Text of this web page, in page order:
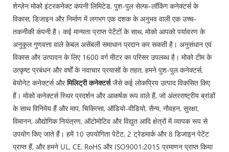
शेन्ज़ेन मोको इंटरकनेक्ट कंपनी लिमिटेड, पुश-पुल सेल्फ-लॉकिंग कनेक्टर्स के
विकास, डिजाइन और निर्माण में लगभग एक दशक के अनुभव वाली एक उच्च-
तकनीकी कंपनी है। कई मान्यता प्राप्त पेटेंटों के साथ, मोको आपको पर्यावरण के
अनुकूल गुणवत्ता वाले केबल असेंबली समाधान प्रदान कर सकती है। अनुसंधान एवं
विकास और उत्पादन के लिए 1600 वर्ग मीटर का परिसर उपलब्ध है। मोको टीम के
उत्कृष्ट प्रबंधन और वर्षों के नवाचार प्रयासों के तहत, हमने पुश-पुल कनेक्टर्स,
बेयोनेट कनेक्टर्स औरमिलिट्री कनेक्टर्सजैसे कई लोकप्रिय उत्पाद विकसित किए
हैं। मोको कनेक्टर्स स्थिर प्रदर्शन और आकर्षक रूप वाले हैं, जो अंतरराष्ट्रीय ब्रांडों
के साथ विनिमेय हैं और माप, चिकित्सा, ऑडियो-वीडियो, सैन्य, नौवहन, सुरक्षा,
विमानन, औद्योगिक नियंत्रण, ऑटोमोटिव और विद्युत आदि क्षेत्रों में व्यापक रूप से
उपयोग किए जाते हैं। हमें 10 उपयोगिता पेटेंट, 2 ट्रेडमार्क और 8 डिजाइन पेटेंट
प्राप्त हैं, और हमने UL, CE, RoHS और ISO9001:2015 प्रमाणन प्राप्त किया